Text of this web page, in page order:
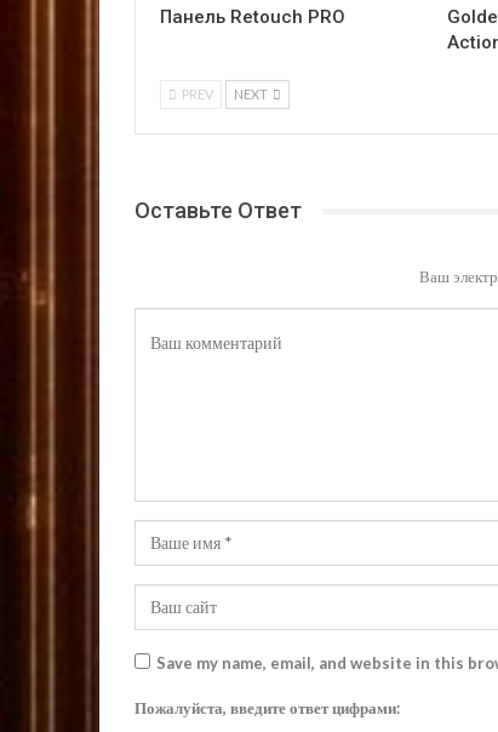
Панель Retouch PRO
PREV NEXT
Оставьте Ответ
Ваш
Save my name, email, and website in this
Пожалуйста, введите ответ цифрами: